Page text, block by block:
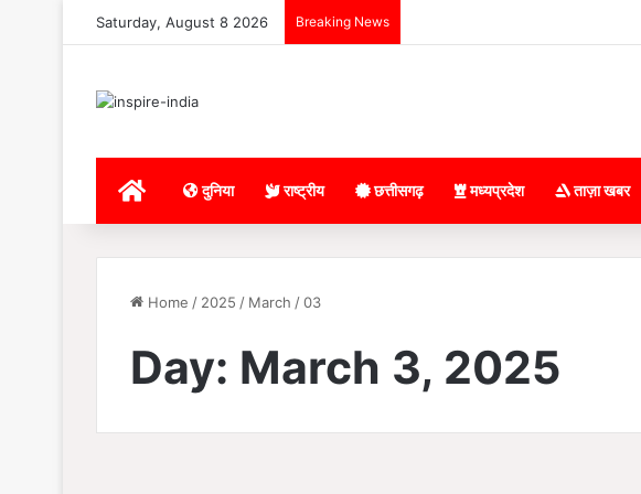
Saturday, August 8 2026 Breaking News
Home दुनिया राष्ट्रीय छत्तीसगढ़ मध्यप्रदेश ताज़ा खबर
Home / 2025 / March /03
Day: March 3, 2025